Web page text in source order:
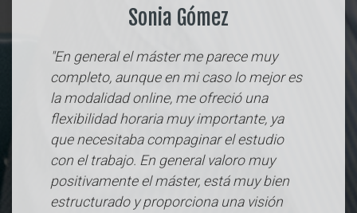
Sonia Gómez
"En general el máster me parece muy
completo, aunque en mi caso lo mejor es
la modalidad online, me ofreció una
flexibilidad horaria muy importante, ya
que necesitaba compaginar el estudio
con el trabajo. En general valoro muy
positivamente el máster, está muy bien
estructurado y proporciona una visión